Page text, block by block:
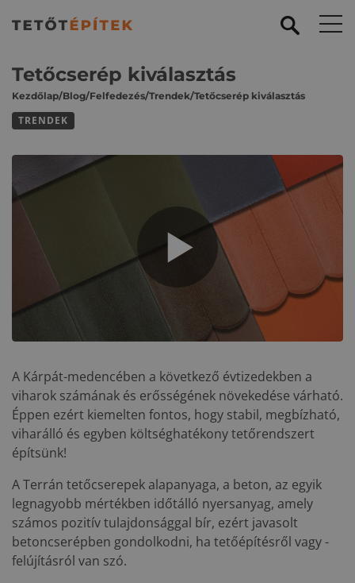
Tetőcserép kiválasztás
Kezdőlap/Blog/Felfedezés/Trendek/Tetőcserép kiválasztás
TRENDEK
A Kárpát-medencében a következő évtizedekben a
viharok számának és erősségének növekedése várható.
Éppen ezért kiemelten fontos, hogy stabil, megbízható,
viharálló és egyben költséghatékony tetőrendszert
építsünk!
A Terrán tetőcserepek alapanyaga, a beton, az egyik
legnagyobb mértékben időtálló nyersanyag, amely
számos pozitív tulajdonsággal bír, ezért javasolt
betoncserépben gondolkodni, ha tetőépítésről vagy -
felújításról van szó.